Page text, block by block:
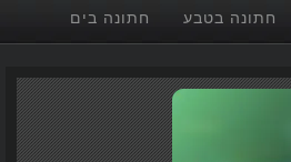
חתונה בטבע חתונה בים